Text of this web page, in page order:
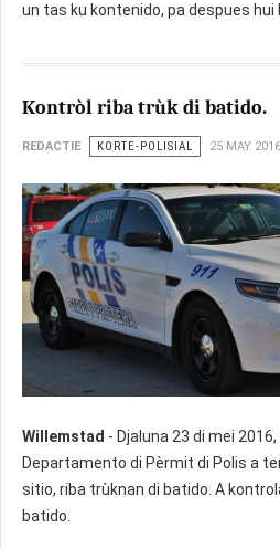
un tas ku kontenido, pa despues hui
Kontròl riba trùk di batido.
REDACTIE KORTE-POLISIAL 25 MAY 2016
Willemstad - Djaluna 23 di mei
Departamento di Pèrmit di Polis a
sitio, riba trùknan di batido. A
batido.